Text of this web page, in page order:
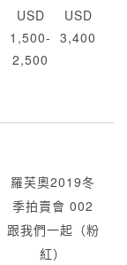
USD
1,500-
2,500
USD
3,400
羅芙奧2019冬
季拍賣會 002
跟我們一起（粉
紅）